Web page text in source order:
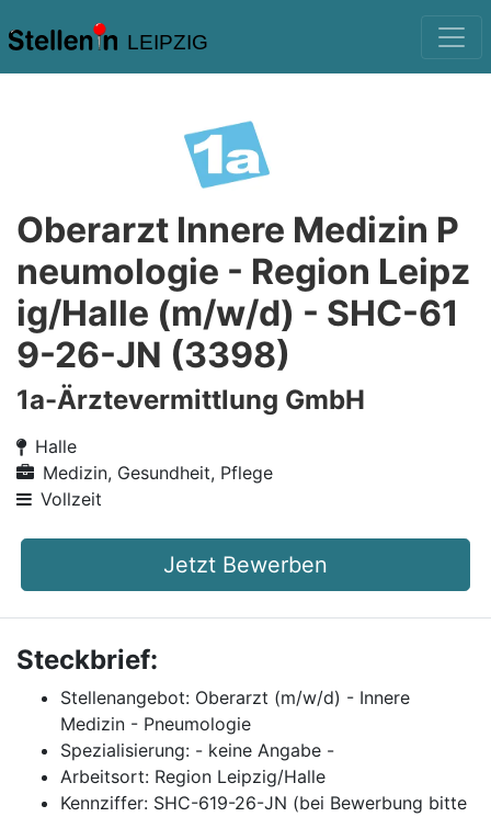
LEIPZIG
Oberarzt Innere Medizin P
neumologie - Region Leipz
ig/Halle (m/w/d) - SHC-61
9-26-JN (3398)
1a-Ärztevermittlung GmbH
Halle
Medizin, Gesundheit, Pflege
Vollzeit
Jetzt Bewerben
Steckbrief:
Stellenangebot: Oberarzt (m/w/d) - Innere
Medizin - Pneumologie
Spezialisierung: - keine Angabe -
Arbeitsort: Region Leipzig/Halle
Kennziffer: SHC-619-26-JN (bei Bewerbung bitte